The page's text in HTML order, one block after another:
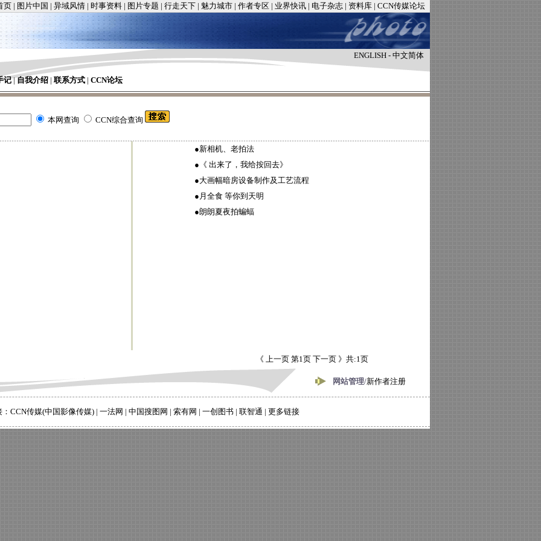
页 | 图片中国 | 异域风情 | 时事资料 | 图片专题 | 行走天下 | 魅力城市 | 作者专区 | 业界快讯 | 电子杂志 | 资料库 | CCN传媒论坛
ENGLISH - 中文简体
记|自我介绍 | 联系方式 | CCN论坛
本网查询 CCN综合查询
●新相机、老拍法
● 《 出来了，我给按回去》
●大画幅暗房设备制作及工艺流程
● 月全食 等你到天明
●朗朗夏夜拍蝙蝠
《 上一页 第1页下一页 》 共:1页
网站管理/新作者注册
CCN传媒(中国影像传媒) | 一法网 | 中国搜图网 | 索有网 | 一创图书 | 联智通 | 更多链接